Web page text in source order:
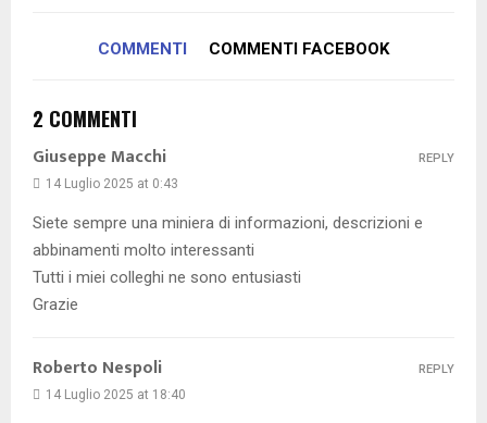
COMMENTI COMMENTI FACEBOOK
2 COMMENTI
Giuseppe Macchi
14 Luglio 2025 at 0:43
Siete sempre una miniera di informazioni, descrizioni e
abbinamenti molto interessanti
Tutti i miei colleghi ne sono entusiasti
Grazie
REPLY
Roberto Nespoli
14 Luglio 2025 at 18:40
REPLY